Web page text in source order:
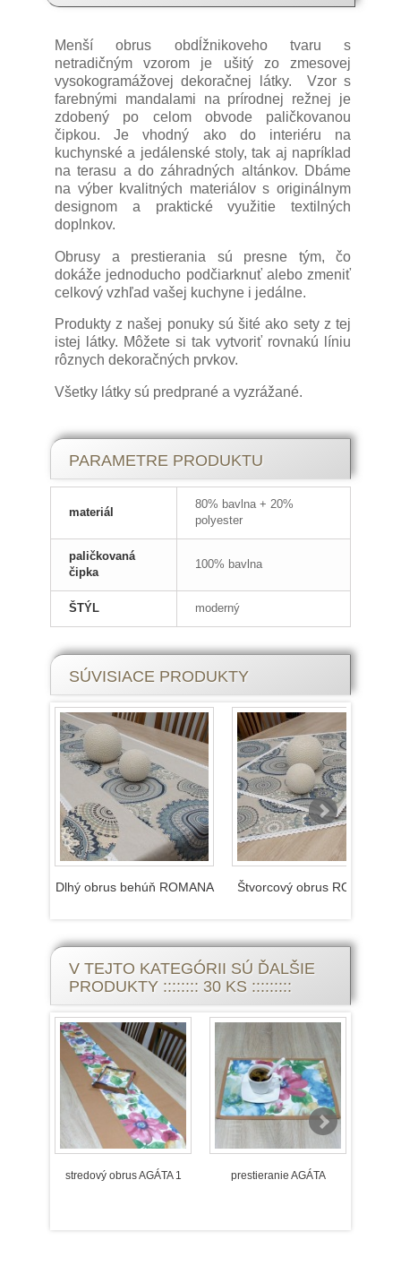
Menší obrus obdĺžnikoveho tvaru s
netradičným vzorom je ušitý zo zmesovej
vysokogramážovej dekoračnej látky. Vzor s
farebnými mandalami na prírodnej režnej je
zdobený po celom obvode paličkovanou
čipkou. Je vhodný ako do interiéru na
kuchynské a jedálenské stoly, tak aj napríklad
na terasu a do záhradných altánkov. Dbáme
na výber kvalitných materiálov s originálnym
designom a praktické využitie textilných
doplnkov.
Obrusy a prestierania sú presne tým, čo
dokáže jednoducho podčiarknuť alebo zmeniť
celkový vzhľad vašej kuchyne i jedálne.
Produkty z našej ponuky sú šité ako sety z tej
istej látky. Môžete si tak vytvoriť rovnakú líniu
rôznych dekoračných prvkov.
Všetky látky sú predprané a vyzrážané.
PARAMETRE PRODUKTU
materiál
80% bavlna + 20%
polyester
paličkovaná
čipka
100% bavlna
ŠTÝL moderný
SÚVISIACE PRODUKTY
Dlhý obrus behúň ROMANA Štvorcový obrus ROMANA
V TEJTO KATEGÓRII SÚ ĎALŠIE
PRODUKTY :::::::: 30 KS :::::::::
stredový obrus AGÁTA 1 prestieranie AGÁTA